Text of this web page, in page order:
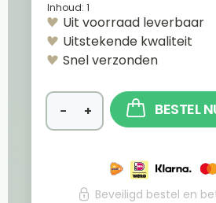
Inhoud: 1
Uit voorraad leverbaar
Uitstekende kwaliteit
Snel verzonden
− + BESTEL
Beveiligd bestel en